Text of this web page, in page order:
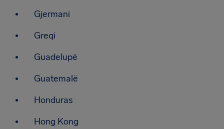
Gjermani
Greqi
Guadelupë
Guatemalë
Honduras
Hong Kong